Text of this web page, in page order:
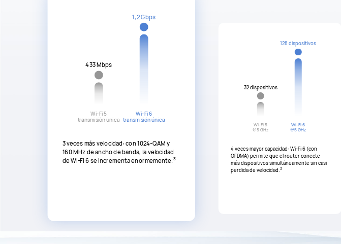
433 Mbps
Wi-Fi 5
transmisión única
1,2 Gbps
Wi-Fi 6
transmisión única
3 veces más velocidad: con 1024-QAM y
160 MHz de ancho de banda, la velocidad
de Wi-Fi 6 se incrementa enormemente. 3
32 dispositivos
Wi-Fi 5
@5 GHz
128 dispositivos
Wi-Fi 6
@5 GHz
4 veces mayor capacidad: Wi-Fi 6 (con
OFDMA) permite que el router conecte
más dispositivos simultáneamente sin casi
perdida de velocidad.3